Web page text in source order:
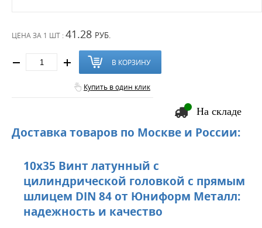
ЦЕНА ЗА 1 ШТ : 41.28 РУБ.
В КОРЗИНУ
Купить в один клик
На складе
Доставка товаров по Москве и России:
10х35 Винт латунный с
цилиндрической головкой с прямым
шлицем DIN 84 от Юниформ Металл:
надежность и качество